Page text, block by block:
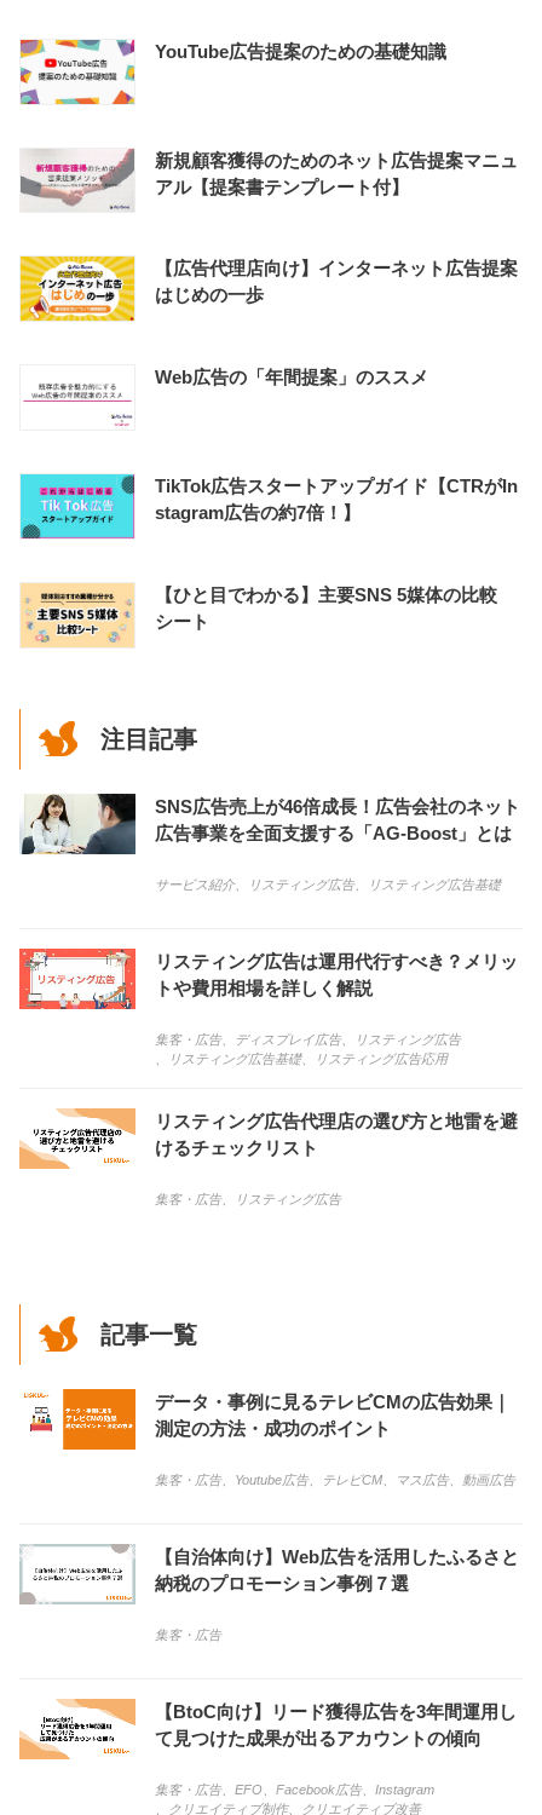
YouTube広告提案のための基礎知識
新規顧客獲得のためのネット広告提案マニュ
アル【提案書テンプレート付】
【広告代理店向け】インターネット広告提案
はじめの一歩
Web広告の「年間提案」のススメ
TikTok広告スタートアップガイド【CTRがIn
stagram広告の約7倍！】
【ひと目でわかる】主要SNS 5媒体の比較
シート
注目記事
SNS広告売上が46倍成長！広告会社のネット
広告事業を全面支援する「AG-Boost」とは
サービス紹介、 リスティング広告、 リスティング広告基礎
リスティング広告は運用代行すべき？メリッ
トや費用相場を詳しく解説
集客・広告、 ディスプレイ広告、
リスティング広告
リスティング広告基礎、 リスティング広告応用
リスティング広告代理店の選び方と地雷を避
けるチェックリスト
集客・広告、 リスティング広告
記事一覧
データ・事例に見るテレビCMの広告効果｜
測定の方法・成功のポイント
集客・広告、 Youtube広告、 テレビCM マス広告、 動画広告
【自治体向け】Web広告を活用したふるさと
納税のプロモーション事例７選
集客・広告
【BtoC向け】リード獲得広告を3年間運用し
て見つけた成果が出るアカウントの傾向
集客・広告、 EFO Facebook広告、 Instagram
クリエイティブ制作、 クリエイティブ改善